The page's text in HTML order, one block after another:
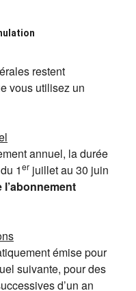
restent
vous utilisez un
annuel, la durée
1er juillet au 30 juin
l’abonnement
émise pour
suivante, pour des
d’un an